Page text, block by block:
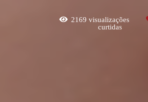
2169 visualizações
curtidas